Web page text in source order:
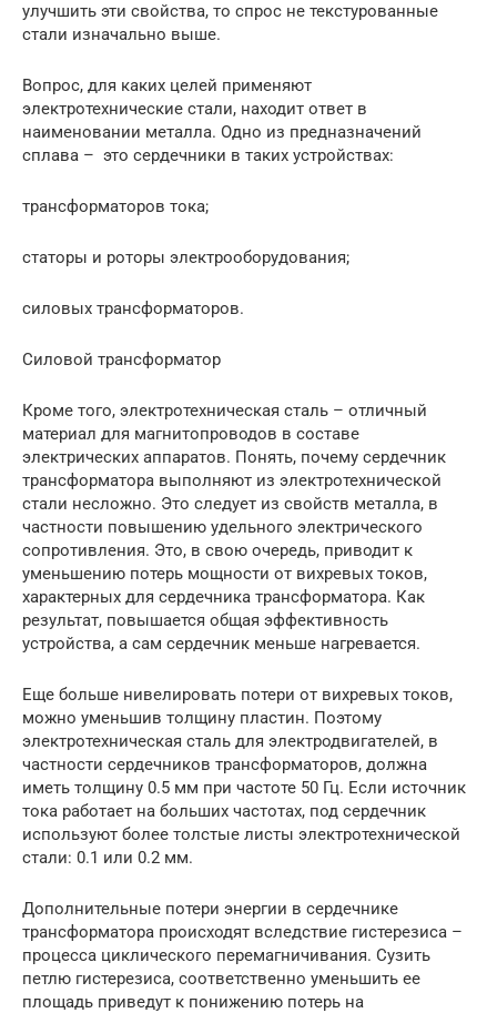
улучшить эти свойства, то спрос не текстурованные
стали изначально выше.
Вопрос, для каких целей применяют
электротехнические стали, находит ответ в
наименовании металла. Одно из предназначений
сплава – это сердечники в таких устройствах:
трансформаторов тока;
статоры и роторы электрооборудования;
силовых трансформаторов.
Силовой трансформатор
Кроме того, электротехническая сталь – отличный
материал для магнитопроводов в составе
электрических аппаратов. Понять, почему сердечник
трансформатора выполняют из электротехнической
стали несложно. Это следует из свойств металла, в
частности повышению удельного электрического
сопротивления. Это, в свою очередь, приводит к
уменьшению потерь мощности от вихревых токов,
характерных для сердечника трансформатора. Как
результат, повышается общая эффективность
устройства, а сам сердечник меньше нагревается.
Еще больше нивелировать потери от вихревых токов,
можно уменьшив толщину пластин. Поэтому
электротехническая сталь для электродвигателей, в
частности сердечников трансформаторов, должна
иметь толщину 0.5 мм при частоте 50 Гц. Если источник
тока работает на больших частотах, под сердечник
используют более толстые листы электротехнической
стали: 0.1 или 0.2 мм.
Дополнительные потери энергии в сердечнике
трансформатора происходят вследствие гистерезиса –
процесса циклического перемагничивания. Сузить
петлю гистерезиса, соответственно уменьшить ее
площадь приведут к понижению потерь на